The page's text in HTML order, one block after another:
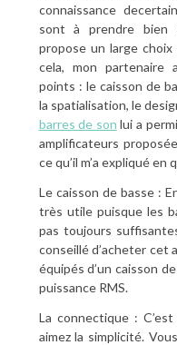
connaissance
sont à prendre bien
propose un large
cela, mon partenaire
points : le caisson de
la spatialisation, le
barres de son lui a
amplificateurs
ce qu’il m’a expliqué en
Le caisson de basse :
très utile puisque les
pas toujours
conseillé d’acheter cet
équipés d’un caisson
puissance RMS.
La connectique :
aimez la simplicité.